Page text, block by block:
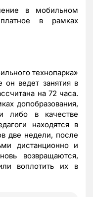
в мобильном
в рамках
технопарка»
он ведет занятия в
на 72 часа.
допобразования,
либо в качестве
находятся в
две недели, после
дистанционно и
возвращаются,
воплотить их в